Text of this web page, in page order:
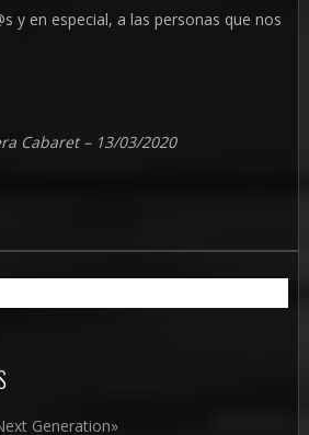
y en especial, a las personas que nos
Cabaret – 13/03/2020
Generation»